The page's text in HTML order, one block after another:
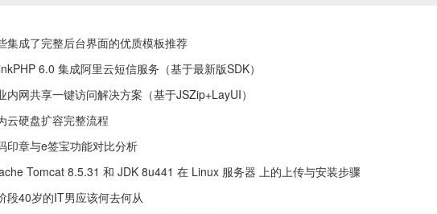
集成了完整后台界面的优质模板推荐
6.0 集成阿里云短信服务（基于最新版SDK）
内网共享一键访问解决方案（基于JSZip+LayUI）
云硬盘扩容完整流程
印章与e签宝功能对比分析
Tomcat 8.5.31 和 JDK 8u441 在 Linux 服务器 上的上传与安装步骤
段40岁的IT男应该何去何从